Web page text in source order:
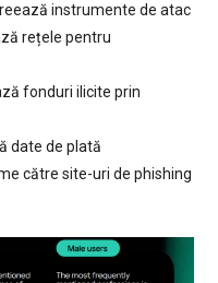
instrumente de atac
rețele pentru
fonduri ilicite prin
date de plată
către site-uri de phishing